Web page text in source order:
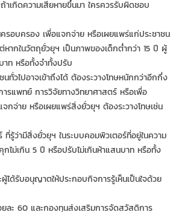
าเกิดความเสียหายขึ้นมา ใครควรรับผิดชอบ
อบครอง เพื่อแจกจ่าย หรือเผยแพร่แก่ประชาชน
ากในวัตถุยั่วยุฯ เป็นภาพของเด็กต่ำกว่า 15 ปี ผู้
ท หรือทั้งจำทั้งปรับ
ทั่วไปอาจเข้าถึงได้ ต้องระวางโทษหนักกว่าอีกกึ่ง
แพทย์ การวิจัยทางวิทยาศาสตร์ หรือเพื่อ
กจ่าย หรือเผยแพร่สิ่งยั่วยุฯ ต้องระวางโทษเช่น
รู้ว่ามีสิ่งยั่วยุฯ ในระบบคอมพิวเตอร์ที่อยู่ในความ
ไม่เกิน 5 ปี หรือปรับไม่เกินห้าแสนบาท หรือทั้ง
ได้รับอนุญาตให้ประกอบกิจการรู้เห็นเป็นใจด้วย
ละ 60 และกองทุนส่งเสริมการจัดสวัสดิการ